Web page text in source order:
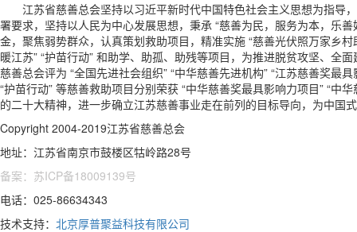
江苏省慈善总会坚持以习近平新时代中国特色社会主义思想为指导
署要求，坚持以人民为中心发展思想，秉承 “慈善为民，服务为本，乐
金，聚焦弱势群众，认真策划救助项目，精准实施 “慈善光伏照万家乡
暖江苏” “护苗行动” 和助学、助孤、助残等项目，为推进脱贫攻坚、全
慈善总会评为 “全国先进社会组织” “中华慈善先进机构” “江苏慈善奖最
“护苗行动” 等慈善救助项目分别荣获 “中华慈善奖最具影响力项目” “中
的二十大精神，进一步确立江苏慈善事业走在前列的目标导向，为中国
Copyright 2004-2019江苏省慈善总会
地址：江苏省南京市鼓楼区牯岭路28号
备案：苏ICP备18009139号
电话：025-86634343
技术支持： 北京厚普聚益科技有限公司